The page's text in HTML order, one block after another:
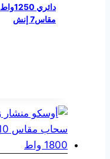
دائري 1250واط
مقاس7 إنش